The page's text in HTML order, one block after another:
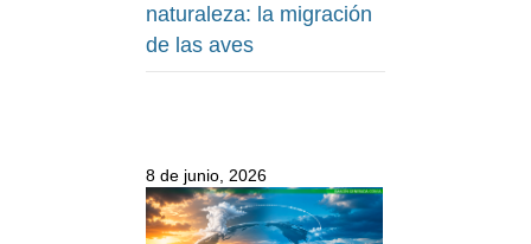
naturaleza: la migración
de las aves
8 de junio, 2026